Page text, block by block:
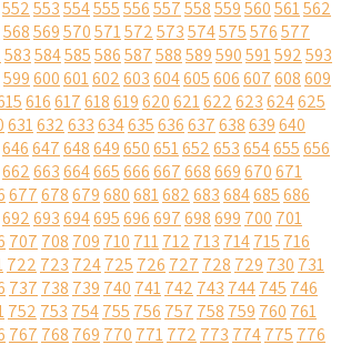
552553554555556557558559560561562
568569570571572573574575576577
583584585586587588589590591592593
599600601602603604605606607608609
616617618619620621622623624625
631632633634635636637638639640
646647648649650651652653654655656
662663664665666667668669670671
677678679680681682683684685686
692693694695696697698699 700 701
707 708 709 710 711712 713 714715 716
722 723 724725 726 727 728 729 730 731
737 738 739 740 741742 743 744745 746
752 753 754755 756 757 758 759 760 761
767 768 769 770 771772 773 774775 776